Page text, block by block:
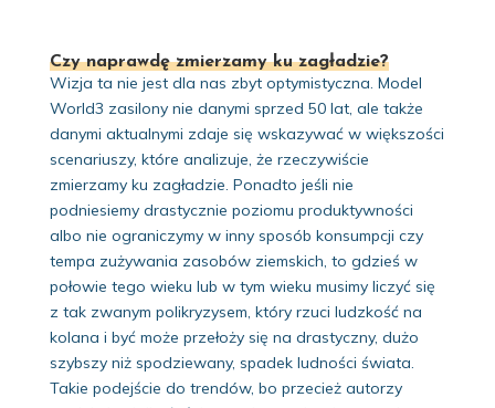
Czy naprawdę zmierzamy ku zagładzie?
Wizja ta nie jest dla nas zbyt optymistyczna. Model
World3 zasilony nie danymi sprzed 50 lat, ale także
danymi aktualnymi zdaje się wskazywać w większości
scenariuszy, które analizuje, że rzeczywiście
zmierzamy ku zagładzie. Ponadto jeśli nie
podniesiemy drastycznie poziomu produktywności
albo nie ograniczymy w inny sposób konsumpcji czy
tempa zużywania zasobów ziemskich, to gdzieś w
połowie tego wieku lub w tym wieku musimy liczyć się
z tak zwanym polikryzysem, który rzuci ludzkość na
kolana i być może przełoży się na drastyczny, dużo
szybszy niż spodziewany, spadek ludności świata.
Takie podejście do trendów, bo przecież autorzy